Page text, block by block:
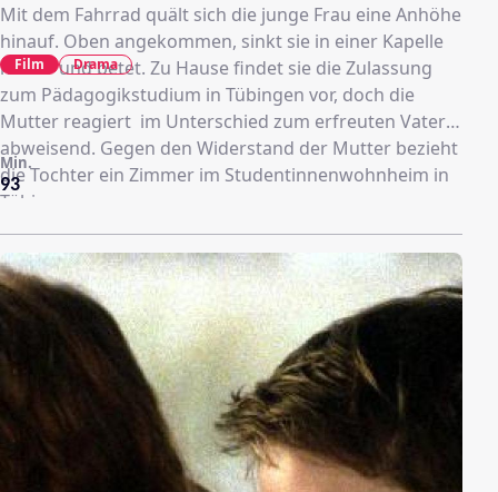
Mit dem Fahrrad quält sich die junge Frau eine Anhöhe
hinauf. Oben angekommen, sinkt sie in einer Kapelle
nieder und betet. Zu Hause findet sie die Zulassung
zum Pädagogikstudium in Tübingen vor, doch die
Mutter reagiert  im Unterschied zum erfreuten Vater 
abweisend. Gegen den Widerstand der Mutter bezieht
die Tochter ein Zimmer im Studentinnenwohnheim in
Tübingen.
93
Min.
Film Drama